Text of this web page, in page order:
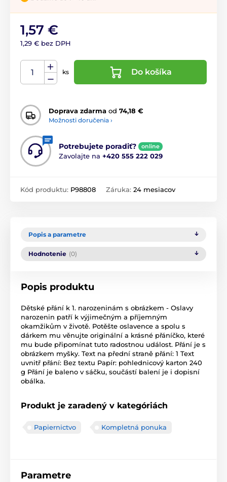
1,57 €
1,29 € bez DPH
ks Do košíka
Doprava zdarma od 74,18 €
Možnosti doručenia ›
Potrebujete poradiť? online
Zavolajte na +420 555 222 029
Kód produktu: P98808 Záruka: 24 mesiacov
Popis a parametre
Hodnotenie (0)
Popis produktu
Dětské přání k 1. narozeninám s obrázkem - Oslavy
narozenin patří k výjimečným a příjemným
okamžikům v životě. Potěšte oslavence a spolu s
dárkem mu věnujte originální a krásné přáníčko, které
mu bude připomínat tuto radostnou událost. Přání je s
obrázkem myšky. Text na přední straně přání: 1 Text
uvnitř přání: Bez textu Papír: pohlednicový karton 240
g Přání je baleno v sáčku, součástí balení je i dopisní
obálka.
Produkt je zaradený v kategóriách
Papiernictvo Kompletná ponuka
Parametre